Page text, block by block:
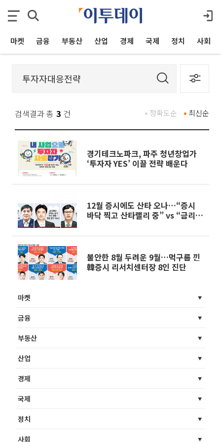
마켓 금융 부동산 산업 경제 국제 정치 사회
검색결과 총 3 건 최신순
정확도순
경기테크노파크, 파주 청년창업가
‘투자자 YES’ 이끌 전략 배운다
12월 증시에도 산타 오나…“증시
바닥 찍고 산타랠리 중” vs “금리부
불안한 8월 두려운 9월…먹구름 낀
韓증시 리서치센터장 8인 진단
마켓
금융
부동산
산업
경제
국제
정치
사회